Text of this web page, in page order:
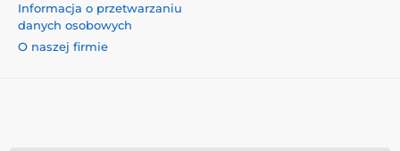
Informacja o przetwarzaniu
danych osobowych
O naszej firmie